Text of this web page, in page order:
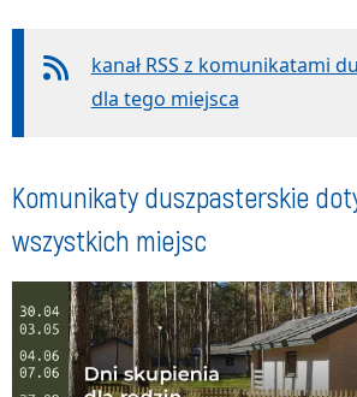
kanał RSS z komunikatami
dla tego miejsca
Komunikaty duszpasterskie
wszystkich miejsc